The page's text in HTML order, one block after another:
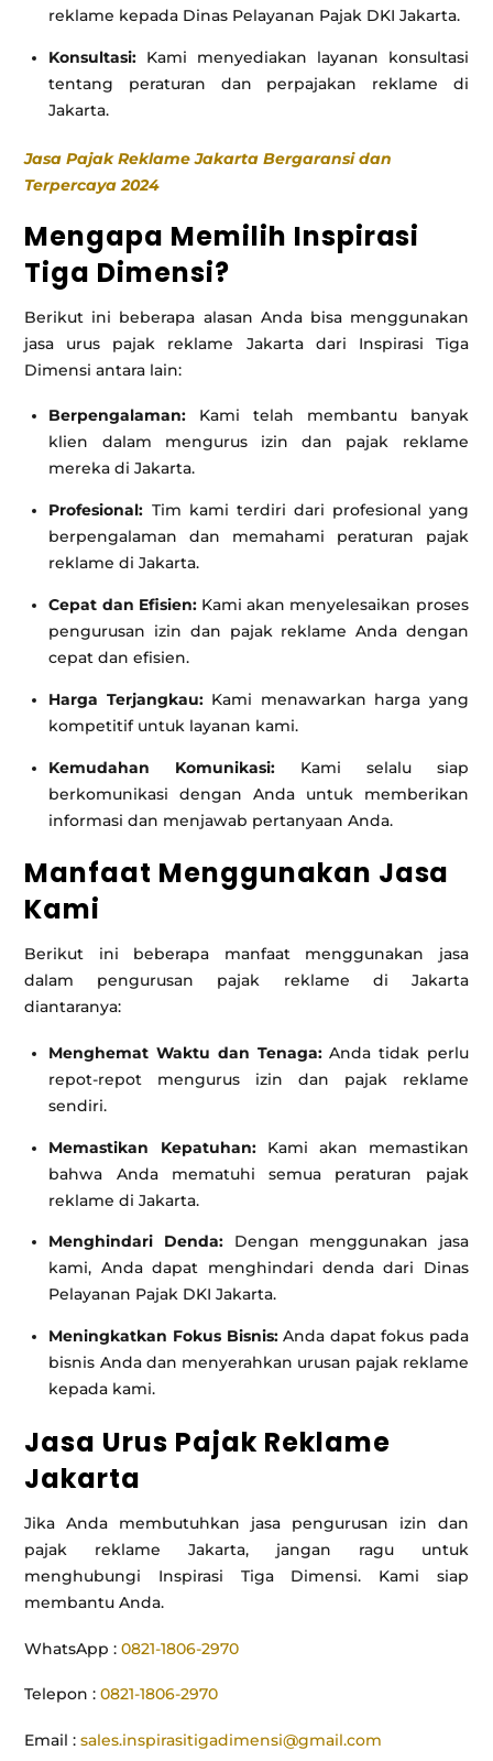
reklame kepada Dinas Pelayanan Pajak DKI Jakarta.
Konsultasi: Kami menyediakan layanan konsultasi
tentang peraturan dan perpajakan reklame di
Jakarta.
Jasa Pajak Reklame Jakarta Bergaransi dan
Terpercaya 2024
Mengapa Memilih Inspirasi
Tiga Dimensi?
Berikut ini beberapa alasan Anda bisa menggunakan
jasa urus pajak reklame Jakarta dari Inspirasi Tiga
Dimensi antara lain:
Berpengalaman: Kami telah membantu banyak
klien dalam mengurus izin dan pajak reklame
mereka di Jakarta.
Profesional: Tim kami terdiri dari profesional yang
berpengalaman dan memahami peraturan pajak
reklame di Jakarta.
Cepat dan Efisien:Kami akan menyelesaikan proses
pengurusan izin dan pajak reklame Anda dengan
cepat dan efisien.
Harga Terjangkau:Kami menawarkan harga yang
kompetitif untuk layanan kami.
Kemudahan Komunikasi: Kami selalu siap
berkomunikasi dengan Anda untuk memberikan
informasi dan menjawab pertanyaan Anda.
Manfaat Menggunakan Jasa
Kami
Berikut ini beberapa manfaat menggunakan jasa
dalam pengurusan pajak reklame di Jakarta
diantaranya:
Menghemat Waktu dan Tenaga:Anda tidak perlu
repot-repot mengurus izin dan pajak reklame
sendiri.
Memastikan Kepatuhan:Kami akan memastikan
bahwa Anda mematuhi semua peraturan pajak
reklame di Jakarta.
Menghindari Denda: Dengan menggunakan jasa
kami, Anda dapat menghindari denda dari Dinas
Pelayanan Pajak DKI Jakarta.
Meningkatkan Fokus Bisnis:Anda dapat fokus pada
bisnis Anda dan menyerahkan urusan pajak reklame
kepada kami.
Jasa Urus Pajak Reklame
Jakarta
Jika Anda membutuhkan jasa pengurusan izin dan
pajak reklame Jakarta, jangan ragu untuk
menghubungi Inspirasi Tiga Dimensi. Kami siap
membantu Anda.
WhatsApp :0821-1806-2970
Telepon :0821-1806-2970
Email :sales.inspirasitigadimensi@gmail.com